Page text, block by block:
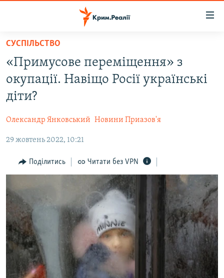
Перейти
основного
матеріалу
Перейти
до
основної
Перейти
пошуку
ВОДА.КРИМ
ВІДЕО ТА ФОТО
БЛОГИ
ПОГЛЯД
ІНТЕРВ'Ю
СПЕЦПРОЕКТИ
ДЕПОРТАЦІЯ
ВІДЕОУРОКИ «ELIFBE»
СВІДЧЕННЯ ОКУПАЦІЇ
УКРАЇНСЬКА ПРОБЛЕМА КРИМУ
ЯК ОБІЙТИ БЛОКУВАННЯ
Русский
Qırımtatar
СУСПІЛЬСТВО
«Примусове переміщення» з
окупації. Навіщо Росії українські
діти?
Олександр Янковський Новини Приазов'я
29 жовтень 2022, 10:21
Поділитись Читати без VPN